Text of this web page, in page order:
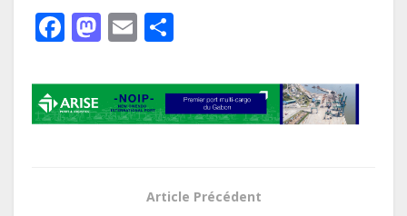
F
e
b
M
to
d
E
ai
l
ta
g
Article Précédent